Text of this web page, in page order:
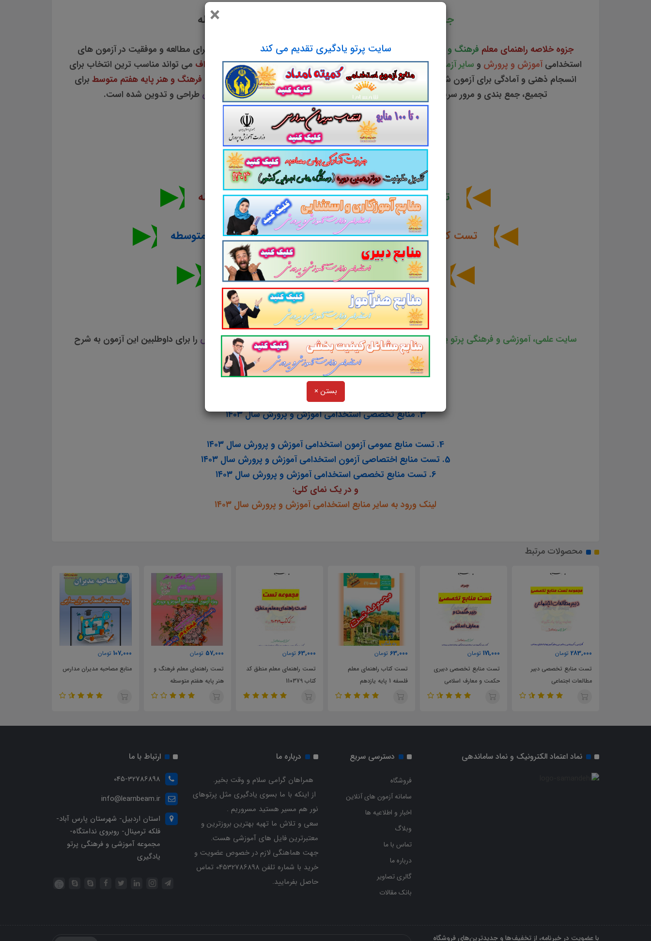
×
سایت پرتو یادگیری تقدیم می کند
بستن ×
جزوه خلاصه فرهنگ و هنر پایه هفتم متوسطه
جزوه خلاصه راهنمای معلم فرهنگ و هنر پایه هفتم متوسطه در66صفحه در قالب pdf
.مجموعه ای کامل برای مطالعه و موفقیت در آزمون های
استخدامیآموزش و پرورش و سایر آزمون های استخدامیاست. این مجموعه ارزشمند در قالب فایلپی دی اف می تواند مناسب ترین انتخاب برای
انسجام ذهنی و آمادگی برای آزمون شما عزیزان باشد.مجموعه خلاصه نکات برجسته و کلیدی راهنمای معلم فرهنگ و هنر پایه هفتم متوسط برای
تجمیع، جمع بندی و مرور سریع
متناسب با سرفصل های اعلامی آزمون استخدامی آموزش و پرورش طراحی و تدوین شده است.
لینک دانلود
تست کتابهنر و تمدن اسلامی
تستکتابراهنمای معلم فرهنگ و هنر پایه هفتممتوسطه
تست کتاب راهنمای معلمفرهنگ و هنرپایه هفتم هشتم و نهم متوسطه
سایر منابع آزمون استخدامیوزارت آموزش و پرورش
سایت پرتویادگیری
سایت علمی، آموزشی و فرهنگی پرتو یادگیریمجموعه منابع آمادگی برای آزمون استخدامیآموزش و پرورش را برای داوطلبین این آزمون به شرح
ذیل اعلام می دارد.
روی منابع کلیک کنید
3. منابع تخصصی استخدامی آموزش و پرورش سال ۱۴۰۳
4. تست منابع عمومی آزمون استخدامی آموزش و پرورش سال ۱۴۰۳
5. تست منابع اختصاصی آزمون استخدامی آموزش و پرورش سال ۱۴۰۳
6. تست منابع تخصصی استخدامی آموزش و پرورش سال ۱۴۰۳
و در یک نمای کلی:
لینک ورود به سایر منابع استخدامی آموزش و پرورش سال ۱۴۰۳
محصولات مرتبط
283,000 تومان
تست منابع تخصصی دبیر
مطالعات اجتماعی
171,000 تومان
تست منابع تخصصی دبیری
حکمت و معارف اسلامی
63,000 تومان
تست کتاب راهنمای معلم
فلسفه 1 پایه یازدهم
63,000 تومان
تست راهنمای معلم منطق کد
کتاب 110379
57,000 تومان
تست راهنمای معلم فرهنگ و
هنر پایه هفتم متوسطه
107,000 تومان
منابع مصاحبه مدیران مدارس
نماد اعتماد الکترونیک و نماد ساماندهی دسترسی سریع
فروشگاه
سامانه آزمون های آنلاین
اخبار و اطلاعیه ها
وبلاگ
تماس با ما
درباره ما
گالری تصاویر
بانک مقالات
درباره ما
همراهان گرامی سلام و وقت بخیر.
از اینکه با ما بسوی یادگیری مثل پرتوهای
نور هم مسیر هستید مسروریم .
سعی و تلاش ما تهیه بهترین بروزترین و
معتبرترین فایل های آموزشی هست.
جهت هماهنگی لازم در خصوص عضویت و
خرید با شماره تلفن 04532786898 تماس
حاصل بفرمایید.
ارتباط با ما
045-32786898
info@learnbeam.ir
استان اردبیل- شهرستان پارس آباد-
فلکه ترمینال- روبروی ندامتگاه-
مجموعه آموزشی و فرهنگی پرتو
یادگیری
با عضویت در خبرنامه، از تخفیف‌ها و جدیدترین‌های فروشگاه